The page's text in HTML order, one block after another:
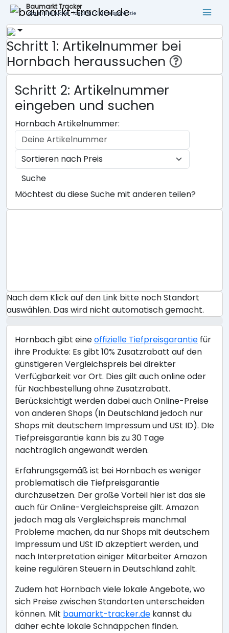
Baumarkt Tracker
Lokale Filialsuche - ideal für Tiefpreisgarantie
Schritt 1: Artikelnummer bei
Hornbach heraussuchen
Schritt 2: Artikelnummer
eingeben und suchen
Hornbach Artikelnummer:
Suche
Möchtest du diese Suche mit anderen teilen?
Nach dem Klick auf den Link bitte noch Standort
auswählen. Das wird nicht automatisch gemacht.
Hornbach gibt eineoffizielle Tiefpreisgarantie für
ihre Produkte: Es gibt 10% Zusatzrabatt auf den
günstigeren Vergleichspreis bei direkter
Verfügbarkeit vor Ort. Dies gilt auch online oder
für Nachbestellung ohne Zusatzrabatt.
Berücksichtigt werden dabei auch Online-Preise
von anderen Shops (In Deutschland jedoch nur
Shops mit deutschem Impressum und USt ID). DIe
Tiefpreisgarantie kann bis zu 30 Tage
nachträglich angewandt werden.
Erfahrungsgemäß ist bei Hornbach es weniger
problematisch die Tiefpreisgarantie
durchzusetzen. Der große Vorteil hier ist das sie
auch für Online-Vergleichspreise gilt. Amazon
jedoch mag als Vergleichspreis manchmal
Probleme machen, da nur Shops mit deutschem
Impressum und USt ID akzeptiert werden, und
nach Interpretation einiger Mitarbeiter Amazon
keine regulären Steuern in Deutschland zahlt.
Zudem hat Hornbach viele lokale Angebote, wo
sich Preise zwischen Standorten unterscheiden
können. Mit baumarkt-tracker.de kannst du
daher echte lokale Schnäppchen finden.